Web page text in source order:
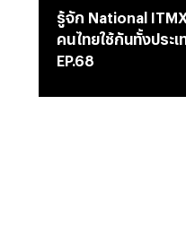
รู้จัก National
คนไทยใช้กันทั้งประ
EP.68